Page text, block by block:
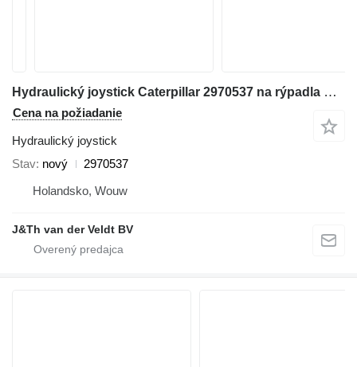
Hydraulický joystick Caterpillar 2970537 na rýpadla Caterpillar 345C 320D 330D 311D 321D 312D 323D 314D 324D 315D 325D 345D 328D 319D 329D 349D 349D2
Cena na požiadanie
Hydraulický joystick
Stav nový
2970537
Holandsko, Wouw
J&Th van der Veldt BV